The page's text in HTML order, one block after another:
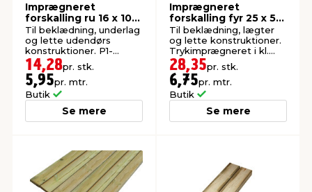
Imprægneret
forskalling ru 16 x 100
x 2400 mm
Til beklædning, underlag
og lette udendørs
konstruktioner. P1-
imprægneret gran.
14,28pr. stk.
5,95pr. mtr.
Butik
Se mere
Imprægneret
forskalling fyr 25 x 50
x 4200 mm
Til beklædning, lægter
og lette konstruktioner.
Trykimprægneret i kl.
NTR AB.
28,35pr. stk.
6,75pr. mtr.
Butik
Se mere